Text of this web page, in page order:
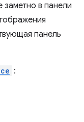
в панели
панель
: